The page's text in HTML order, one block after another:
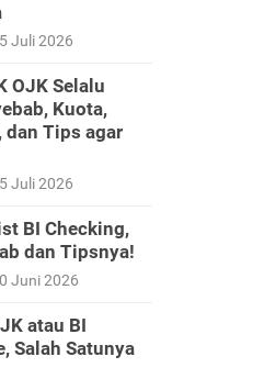
Juli 2026
OJK Selalu
Kuota,
dan Tips agar
Juli 2026
BI Checking,
dan Tipsnya!
Juni 2026
atau BI
Salah Satunya